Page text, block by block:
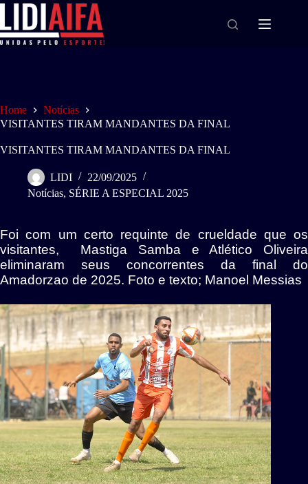
Home
Notícias
VISITANTES TIRAM MANDANTES DA FINAL
VISITANTES TIRAM MANDANTES DA FINAL
LIDI
22/09/2025
Notícias, SÉRIE A ESPECIAL 2025
Foi com um certo requinte de crueldade que os
visitantes, Mastiga Samba e Atlético Oliveira
eliminaram seus concorrentes da final do
Amadorzao de 2025. Foto e texto; Manoel Messias